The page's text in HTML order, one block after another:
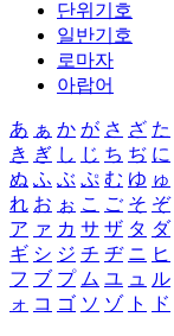
단위기호
일반기호
로마자
아랍어
あ ぁ か が さ ざ た
き ぎ し じ ち ぢ に
ぬ ふ ぶ ぷ む ゆ ゅ
れ お ぉ こ ご そ ぞ
ア ァ カ サ ザ タ ダ
ギ シ ジ チ ヂ ニ ヒ
フ ブ プ ム ユ ュ ル
ォ コ ゴ ソ ゾ ト ド